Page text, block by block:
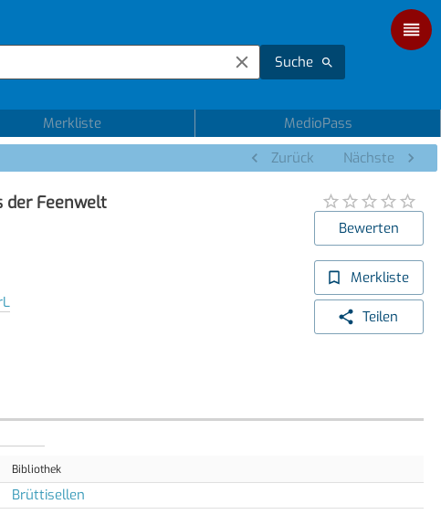
Suche
Merkliste
MedioPass
Zurück Nächste
der Feenwelt
Bewerten
Merkliste
Teilen
Bibliothek
Brüttisellen